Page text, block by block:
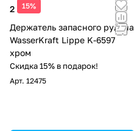
15%
2 200 ₽
Держатель запасного рулона
WasserKraft Lippe K-6597
хром
Скидка 15% в подарок!
Арт. 12475